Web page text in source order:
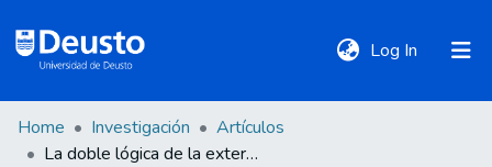
Log In (current)
DeustoTeka
Home Investigación
Artículos
La doble lógica de la externalización europea protección y deportación en Marruecos